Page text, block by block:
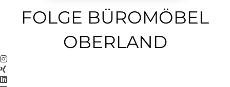
FOLGE BÜROMÖBEL
OBERLAND